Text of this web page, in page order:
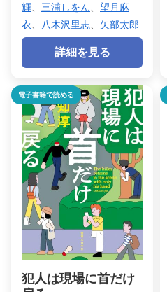
輝
三浦しをん
望月麻
衣
八木沢里志 矢部太郎
詳細を見る
電子書籍で読める
犯人は現場に首だけ